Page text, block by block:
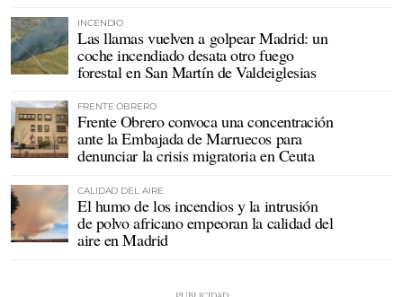
INCENDIO
Las llamas vuelven a golpear Madrid: un
coche incendiado desata otro fuego
forestal en San Martín de Valdeiglesias
FRENTE OBRERO
Frente Obrero convoca una concentración
ante la Embajada de Marruecos para
denunciar la crisis migratoria en Ceuta
CALIDAD DEL AIRE
El humo de los incendios y la intrusión
de polvo africano empeoran la calidad del
aire en Madrid